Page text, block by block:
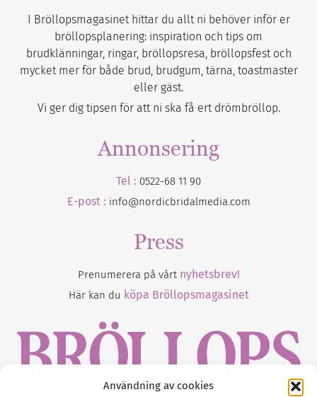
Användning av cookies
I Bröllopsmagasinet hittar du allt ni behöver inför er
bröllopsplanering: inspiration och tips om
brudklänningar, ringar, bröllopsresa, bröllopsfest och
mycket mer för både brud, brudgum, tärna, toastmaster
eller gäst.
Vi ger dig tipsen för att ni ska få ert drömbröllop.
Annonsering
Tel : 0522-68 11 90
E-post : info@nordicbridalmedia.com
Press
Prenumerera på vårt nyhetsbrev!
Här kan du köpa Bröllopsmagasinet